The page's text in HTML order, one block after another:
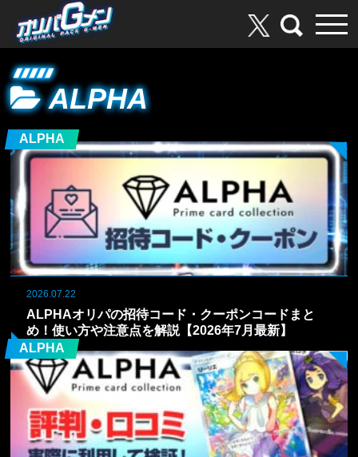
ALPHA
ALPHA
2026.07.22
ALPHAオリパの招待コード・クーポンコードまと
め！使い方や注意点を解説【2026年7月最新】
ALPHA